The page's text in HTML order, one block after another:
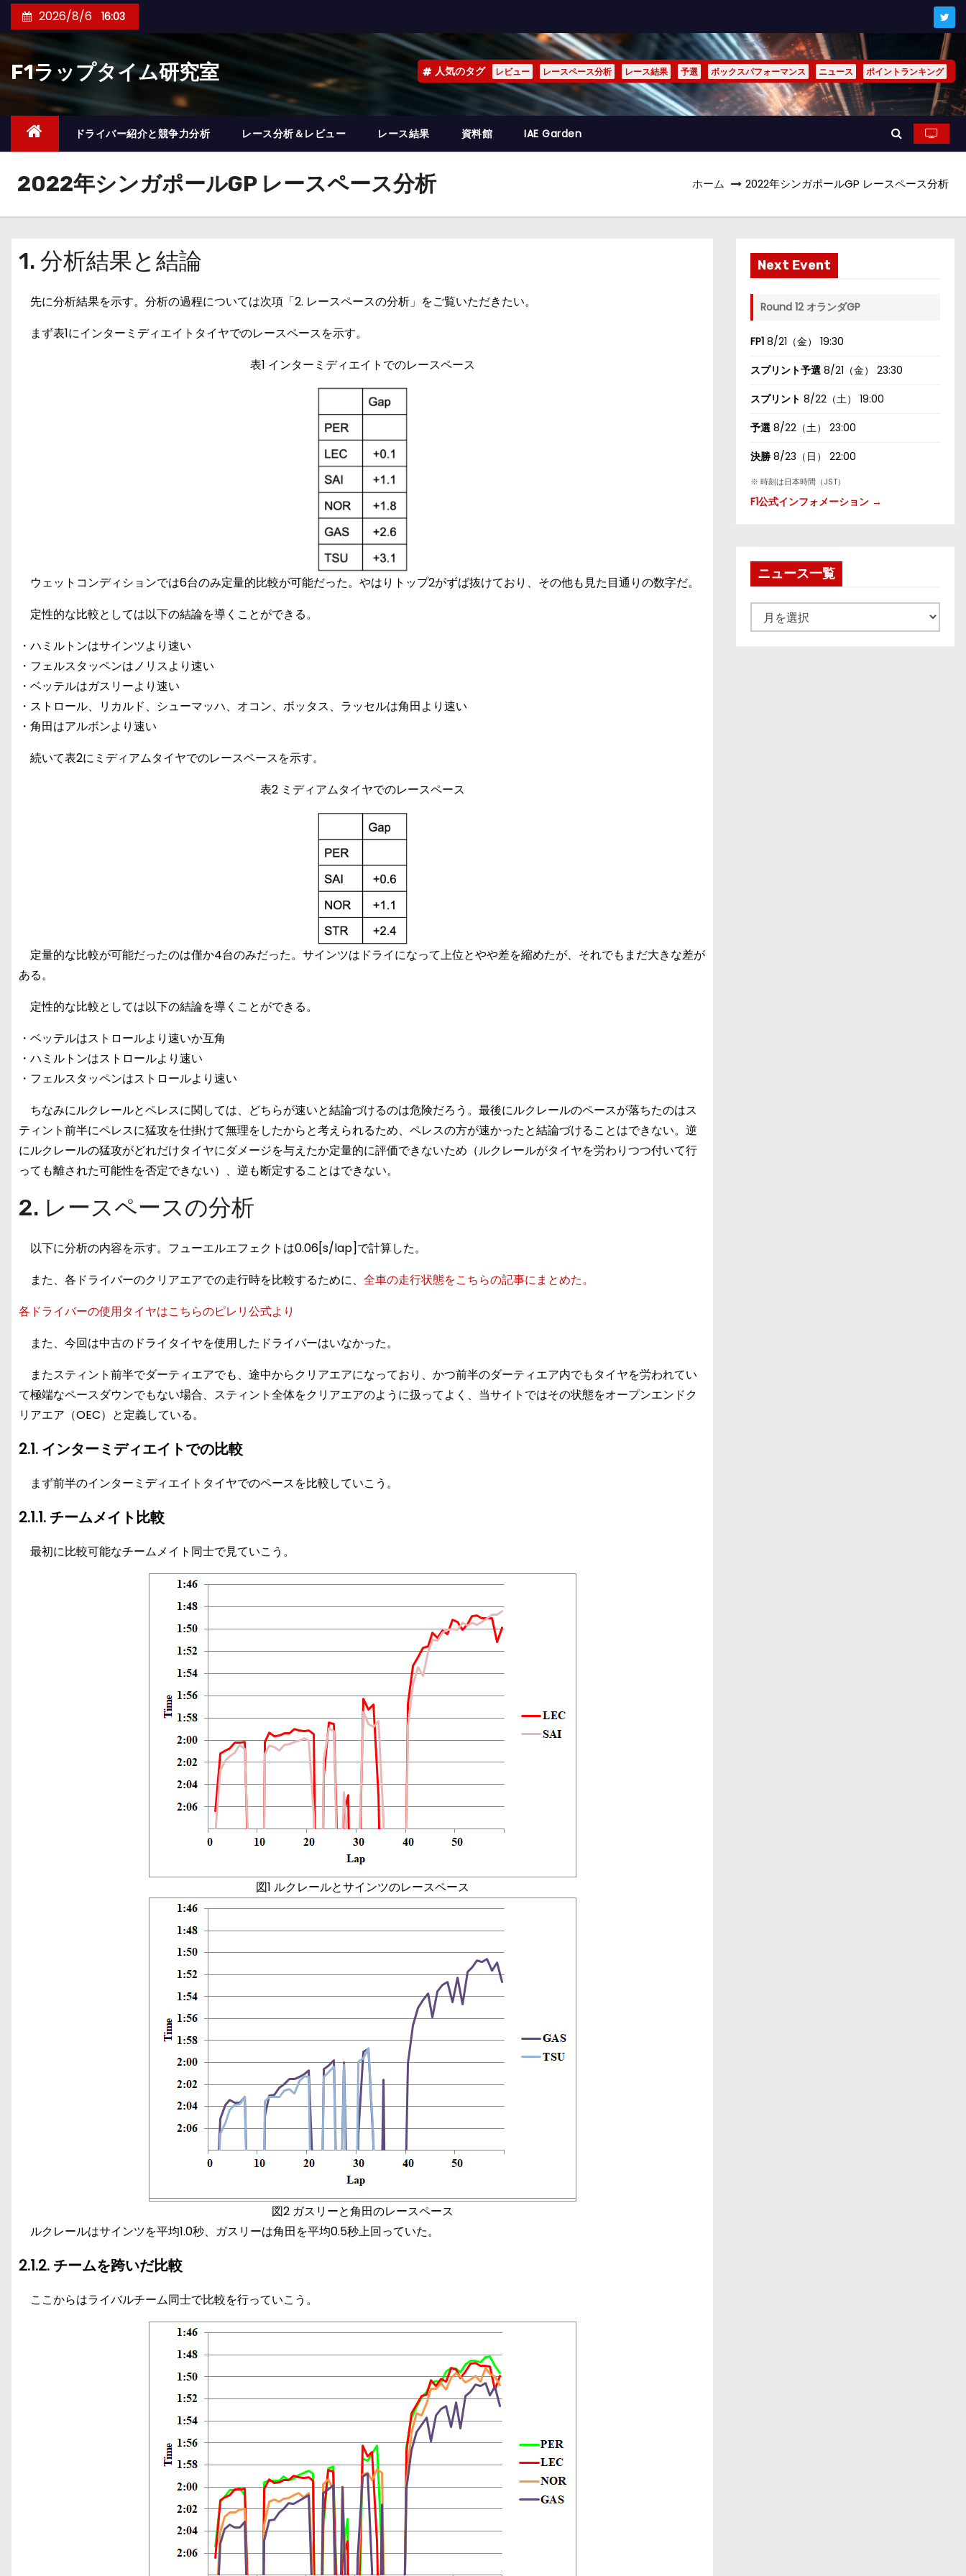
ン
ツ
キ
2026/8/6 16:03
F1ラップタイム研究室 人気のタグ レビュー レースペース分析 レース結果 予選 ボックスパフォーマンス ニュース ポイントランキング
ドライバー紹介と競争力分析 レース分析＆レビュー レース結果 資料館 IAE Garden
2022年シンガポールGP レースペース分析 ホーム 2022年シンガポールGP レースペース分析
1. 分析結果と結論
先に分析結果を示す。分析の過程については次項「2. レースペースの分析」をご覧いただきたい。
まず表1にインターミディエイトタイヤでのレースペースを示す。
表1 インターミディエイトでのレースペース
ウェットコンディションでは6台のみ定量的比較が可能だった。やはりトップ2がずば抜けており、その他も見た目通りの数字だ。
定性的な比較としては以下の結論を導くことができる。
・ハミルトンはサインツより速い
・フェルスタッペンはノリスより速い
・ベッテルはガスリーより速い
・ストロール、リカルド、シューマッハ、オコン、ボッタス、ラッセルは角田より速い
・角田はアルボンより速い
続いて表2にミディアムタイヤでのレースペースを示す。
表2 ミディアムタイヤでのレースペース
定量的な比較が可能だったのは僅か4台のみだった。サインツはドライになって上位とやや差を縮めたが、それでもまだ大きな差が
ある。
定性的な比較としては以下の結論を導くことができる。
・ベッテルはストロールより速いか互角
・ハミルトンはストロールより速い
・フェルスタッペンはストロールより速い
ちなみにルクレールとペレスに関しては、どちらが速いと結論づけるのは危険だろう。最後にルクレールのペースが落ちたのはス
ティント前半にペレスに猛攻を仕掛けて無理をしたからと考えられるため、ペレスの方が速かったと結論づけることはできない。逆
にルクレールの猛攻がどれだけタイヤにダメージを与えたか定量的に評価できないため（ルクレールがタイヤを労わりつつ付いて行
っても離された可能性を否定できない）、逆も断定することはできない。
2. レースペースの分析
以下に分析の内容を示す。フューエルエフェクトは0.06[s/lap]で計算した。
また、各ドライバーのクリアエアでの走行時を比較するために、 全車の走行状態をこちらの記事にまとめた。
各ドライバーの使用タイヤはこちらのピレリ公式より
また、今回は中古のドライタイヤを使用したドライバーはいなかった。
またスティント前半でダーティエアでも、途中からクリアエアになっており、かつ前半のダーティエア内でもタイヤを労われてい
て極端なペースダウンでもない場合、スティント全体をクリアエアのように扱ってよく、当サイトではその状態をオープンエンドク
リアエア（OEC）と定義している。
2.1. インターミディエイトでの比較
まず前半のインターミディエイトタイヤでのペースを比較していこう。
2.1.1. チームメイト比較
最初に比較可能なチームメイト同士で見ていこう。
図1 ルクレールとサインツのレースペース
図2 ガスリーと角田のレースペース
ルクレールはサインツを平均1.0秒、ガスリーは角田を平均0.5秒上回っていた。
2.1.2. チームを跨いだ比較
ここからはライバルチーム同士で比較を行っていこう。
Next Event
Round 12 オランダGP
FP1 8/21（金） 19:30
スプリント予選 8/21（金） 23:30
スプリント 8/22（土） 19:00
予選 8/22（土） 23:00
決勝 8/23（日） 22:00
※ 時刻は日本時間（JST）
F1公式インフォメーション →
ニュース一覧
ュ